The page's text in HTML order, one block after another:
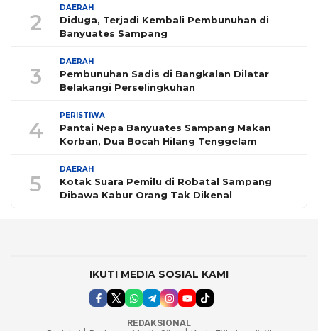
2
DAERAH
Diduga, Terjadi Kembali Pembunuhan di
Banyuates Sampang
3
DAERAH
Pembunuhan Sadis di Bangkalan Dilatar
Belakangi Perselingkuhan
4
PERISTIWA
Pantai Nepa Banyuates Sampang Makan
Korban, Dua Bocah Hilang Tenggelam
5
DAERAH
Kotak Suara Pemilu di Robatal Sampang
Dibawa Kabur Orang Tak Dikenal
IKUTI MEDIA SOSIAL KAMI
REDAKSIONAL